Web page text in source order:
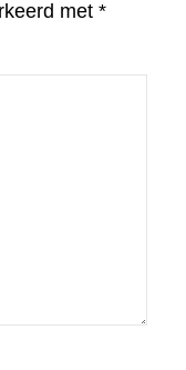
met *